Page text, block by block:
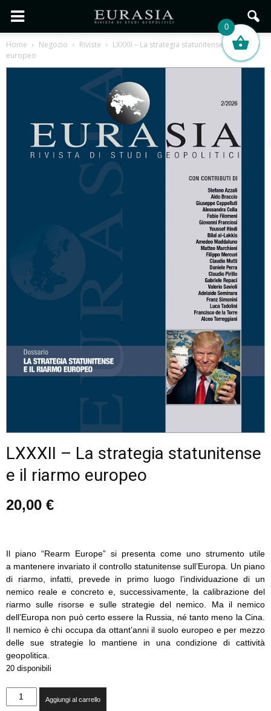
Home Negozio Riviste
LXXXII – La strategia statunitense e il riarmo
europeo
LXXXII – La strategia statunitense
e il riarmo europeo
20,00 €
Il piano “Rearm Europe” si presenta come uno strumento utile
a mantenere invariato il controllo statunitense sull’Europa . Un piano
di riarmo, infatti, prevede in primo luogo l’individuazione di un
nemico reale e concreto e, successivamente, la calibrazione del
riarmo sulle risorse e sulle strategiedel nemico. Ma il nemico
dell’Europa non può certo essere la Russia, né tanto meno la Cina.
Il nemico è chi occupa da ottant’anni il suolo europeo e per mezzo
delle sue strategie lo mantiene in una condizione di cattività
geopolitica.
20 disponibili
LXXXII
-
Aggiungi al carrello
0